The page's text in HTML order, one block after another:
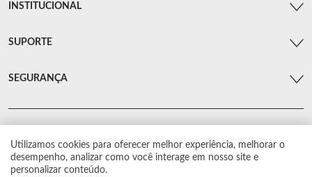
Utilizamos cookies para oferecer melhor experiência, melhorar o
desempenho, analizar como você interage em nosso site e
personalizar conteúdo.
INSTITUCIONAL
SUPORTE
SEGURANÇA
© Arsenal Car. Todos os direitos reservados.
Proibida reprodução total ou parcial. Preços e estoque sujeito a alterações sem